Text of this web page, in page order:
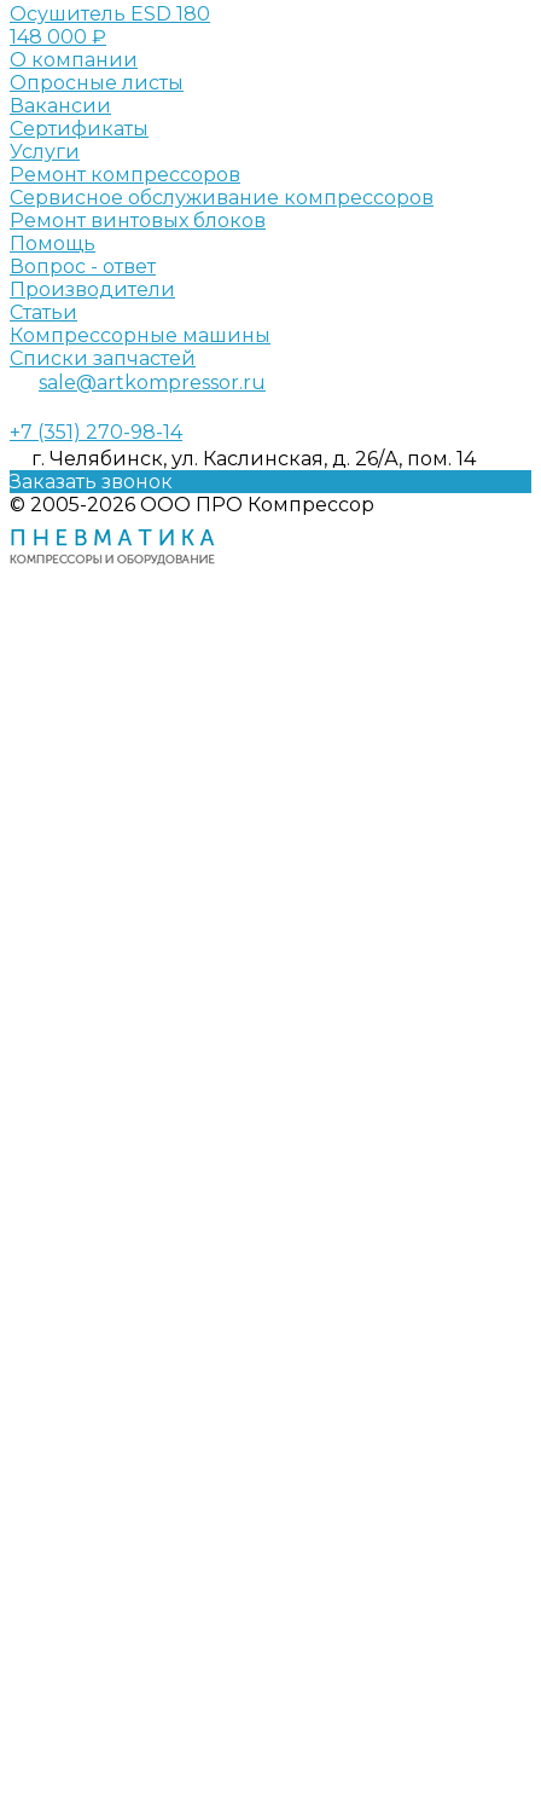
Осушитель ESD 180
148 000 ₽
О компании
Опросные листы
Вакансии
Сертификаты
Услуги
Ремонт компрессоров
Сервисное обслуживание компрессоров
Ремонт винтовых блоков
Помощь
Вопрос - ответ
Производители
Статьи
Компрессорные машины
Списки запчастей
sale@artkompressor.ru
+7 (351) 270-98-14
г. Челябинск, ул. Каслинская, д. 26/А, пом. 14
Заказать звонок
© 2005-2026 ООО ПРО Компрессор